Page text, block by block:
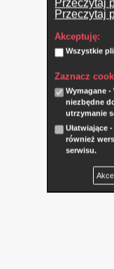
Przeczytaj
Przeczytaj
Akceptuję:
Wszystkie
Zaznacz
Wymagane
niezbędne
utrzymanie
Ułatwiające
również
serwisu.